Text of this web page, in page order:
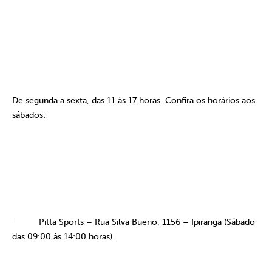
De segunda a sexta, das 11 às 17 horas. Confira os horários aos
sábados:
·
Pitta Sports – Rua Silva Bueno, 1156 – Ipiranga (Sábado
das 09:00 às 14:00 horas).